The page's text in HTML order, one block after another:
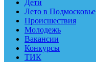
Дети
Лето в Подмосковье
Происшествия
Молодежь
Вакансии
Конкурсы
ТИК